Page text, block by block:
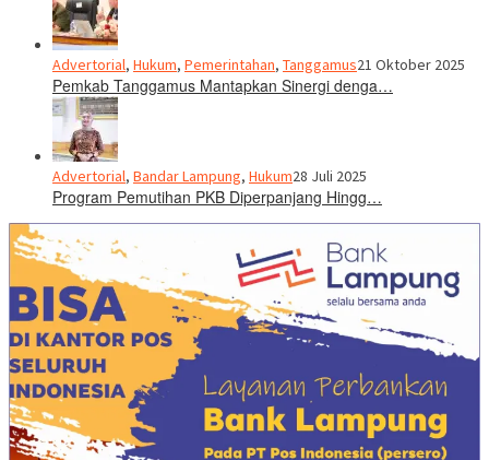
Advertorial, Hukum, Pemerintahan, Tanggamus21 Oktober 2025
Pemkab Tanggamus Mantapkan Sinergi denga…
Advertorial, Bandar Lampung, Hukum28 Juli 2025
Program Pemutihan PKB Diperpanjang Hingg…